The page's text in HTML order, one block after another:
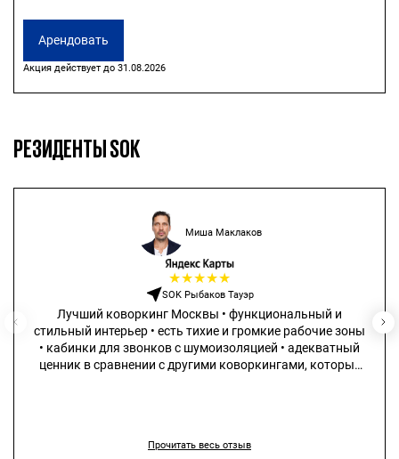
Арендовать
Акция действует до 31.08.2026
РЕЗИДЕНТЫ SOK
Миша Маклаков
★★★★★
SOK Рыбаков Тауэр
Лучший коворкинг Москвы • функциональный и
стильный интерьер • есть тихие и громкие рабочие зоны
• кабинки для звонков с шумоизоляцией • адекватный
ценник в сравнении с другими коворкингами, которые
Прочитать весь отзыв